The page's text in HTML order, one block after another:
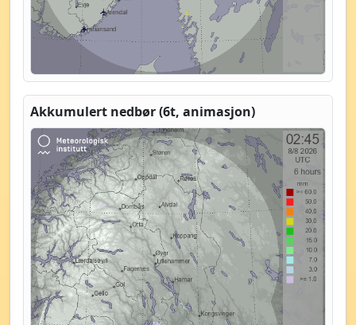
Akkumulert nedbør (6t, animasjon)